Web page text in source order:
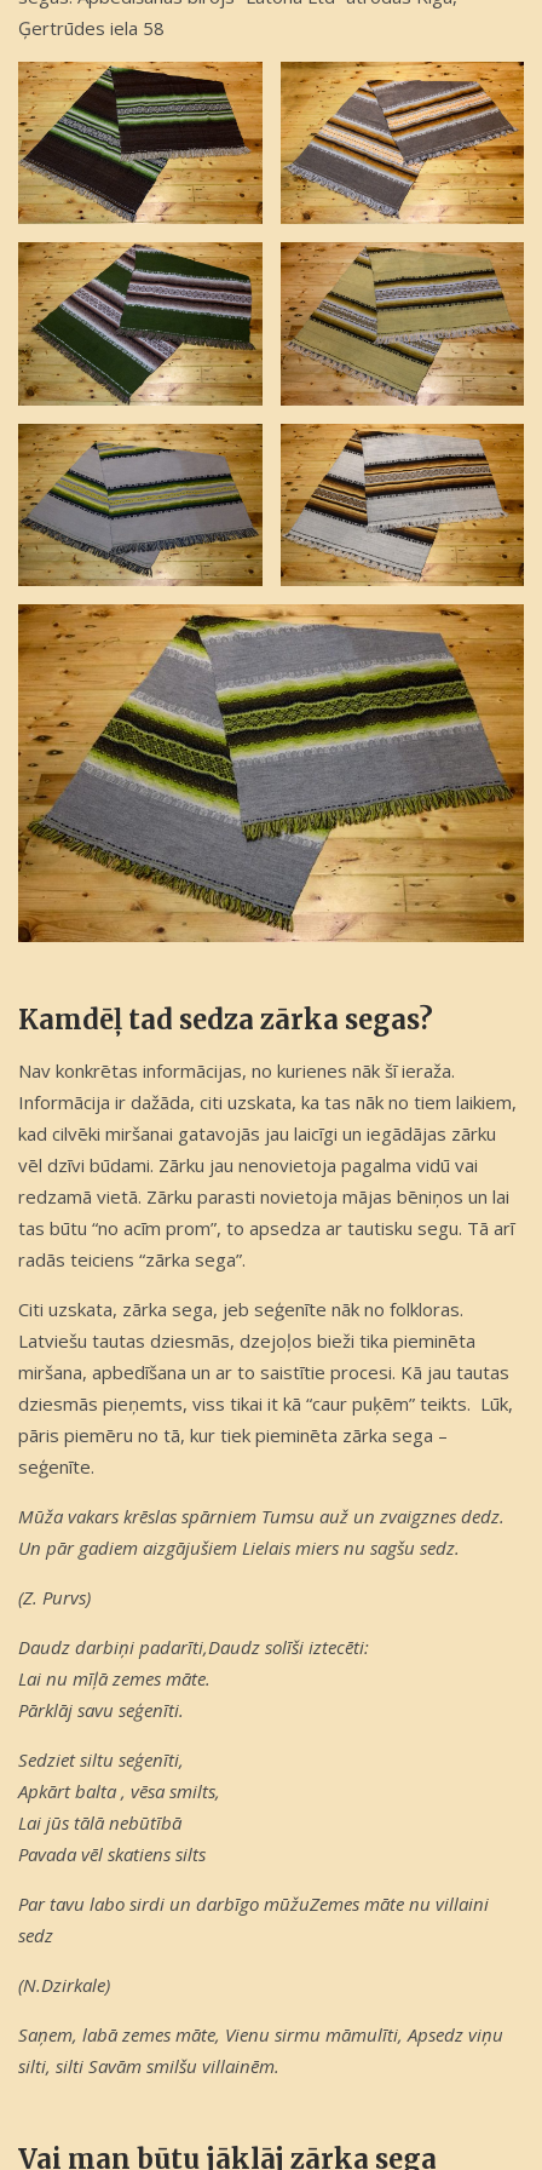
Plāksnītes uz krustiem
Vainagi un vainagu lentas
Zārku iekšējā apdare
Zārku krusti
Zārku segas
Dokumentu noformēšana
Kontakti
Mirušā transportēšana
Morga pakalpojumi
Par mums
Bēru pakalpojumi
Dokumentu noformēšana
Dabīgi koka zārki
Kapu krusti
Plāksnītes uz krustiem
Vainagi un vainagu lentas
Zārku segas
Mirušā transportēšana
Morga pakalpojumi
Par mums
Kontakti
Ģertrūdes iela 58
Kamdēļ tad sedza zārka segas?
Nav konkrētas informācijas, no kurienes nāk šī ieraža.
Informācija ir dažāda, citi uzskata, ka tas nāk no tiem laikiem,
kad cilvēki miršanai gatavojās jau laicīgi un iegādājas zārku
vēl dzīvi būdami. Zārku jau nenovietoja pagalma vidū vai
redzamā vietā. Zārku parasti novietoja mājas bēniņos un lai
tas būtu “no acīm prom”, to apsedza ar tautisku segu. Tā arī
radās teiciens “zārka sega”.
Citi uzskata, zārka sega, jeb seģenīte nāk no folkloras.
Latviešu tautas dziesmās, dzejoļos bieži tika pieminēta
miršana, apbedīšana un ar to saistītie procesi. Kā jau tautas
dziesmās pieņemts, viss tikai it kā “caur puķēm” teikts. Lūk,
pāris piemēru no tā, kur tiek pieminēta zārka sega –
seģenīte.
Mūža vakars krēslas spārniem Tumsu auž un zvaigznes dedz.
Un pār gadiem aizgājušiem Lielais miers nu sagšu sedz.
(Z. Purvs)
Daudz darbiņi padarīti,Daudz solīši iztecēti:
Lai nu mīļā zemes māte.
Pārklāj savu seģenīti.
Sedziet siltu seģenīti,
Apkārt balta , vēsa smilts,
Lai jūs tālā nebūtībā
Pavada vēl skatiens silts
Par tavu labo sirdi un darbīgo mūžuZemes māte nu villaini
sedz
(N.Dzirkale)
Saņem, labā zemes māte, Vienu sirmu māmulīti, Apsedz viņu
silti, silti Savām smilšu villainēm.
Vai man būtu jāklāj zārka sega